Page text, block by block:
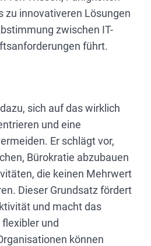
zu innovativeren Lösungen
zwischen IT-
führt.
sich auf das wirklich
und eine
Er schlägt vor,
Bürokratie abzubauen
die keinen Mehrwert
Dieser Grundsatz fördert
und macht das
und
können